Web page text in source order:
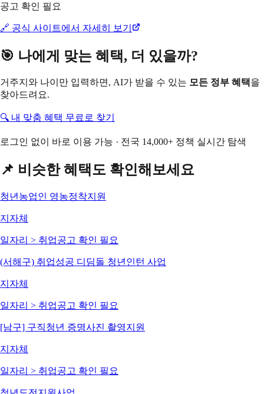
공고 확인 필요
🔗 공식 사이트에서 자세히 보기
🎯 나에게 맞는 혜택, 더 있을까?
거주지와 나이만 입력하면, AI가 받을 수 있는 모든 정부 혜택을
찾아드려요.
🔍 내 맞춤 혜택 무료로 찾기
로그인 없이 바로 이용 가능 · 전국 14,000+ 정책 실시간 탐색
📌 비슷한 혜택도 확인해보세요
청년농업인 영농정착지원
지자체
일자리 > 취업공고 확인 필요
(서해구) 취업성공 디딤돌 청년인턴 사업
지자체
일자리 > 취업공고 확인 필요
[남구] 구직청년 증명사진 촬영지원
지자체
일자리 > 취업공고 확인 필요